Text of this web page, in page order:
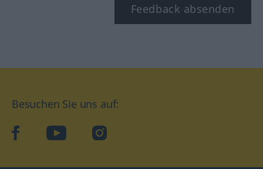
Feedback absenden
Besuchen Sie uns auf:
facebookYouTube Instagram